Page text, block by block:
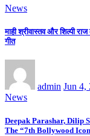
News
माही श्रीवास्तव और शिल्पी
गीत
admin Jun 4,
News
Deepak Parashar, Dilip
The “7th Bollywood